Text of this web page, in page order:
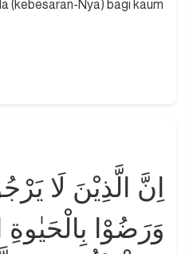
(kebesaran-Nya) bagi kaum
اِنَّ الَّذِيْنَ لَا
وَرَضُوْا بِالْحَيٰوةِ